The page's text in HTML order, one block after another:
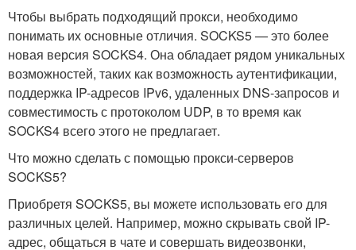
Чтобы выбрать подходящий прокси, необходимо
понимать их основные отличия. SOCKS5 — это более
новая версия SOCKS4. Она обладает рядом уникальных
возможностей, таких как возможность аутентификации,
поддержка IP-адресов IPv6, удаленных DNS-запросов и
совместимость с протоколом UDP, в то время как
SOCKS4 всего этого не предлагает.
Что можно сделать с помощью прокси-серверов
SOCKS5?
Приобретя SOCKS5, вы можете использовать его для
различных целей. Например, можно скрывать свой IP-
адрес, общаться в чате и совершать видеозвонки,